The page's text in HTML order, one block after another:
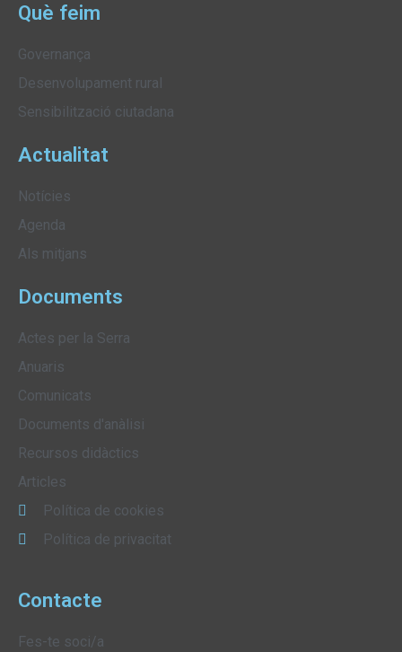
Què feim
Governança
Desenvolupament rural
Sensibilització ciutadana
Actualitat
Notícies
Agenda
Als mitjans
Documents
Actes per la Serra
Anuaris
Comunicats
Documents d'anàlisi
Recursos didàctics
Articles
Política de cookies
Política de privacitat
Contacte
Fes-te soci/a